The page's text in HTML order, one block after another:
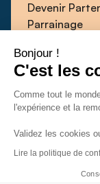
Bonjour !
C'est les
Comme tout le
l'expérience et la
Validez les cookies
Lire la politique de
Devenir
Parrainage
Guides
Presse
Contact
CGUCGV